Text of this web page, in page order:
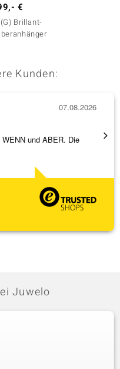
€
Brillant-
Kunden:
und ABER. Die
07.08.2026
Die
Juwelo